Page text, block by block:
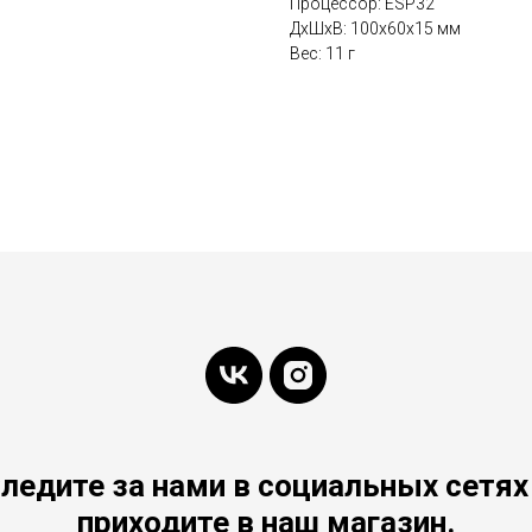
Процессор: ESP32
ДxШxВ: 100x60x15 мм
Вес: 11 г
за нами в социальных
приходите в наш магазин.